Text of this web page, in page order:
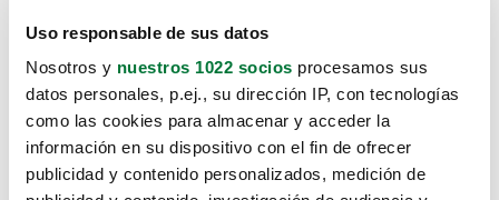
Uso responsable de sus datos
Nosotros y nuestros 1022 socios procesamos sus
datos personales, p.ej., su dirección IP, con tecnologías
como las cookies para almacenar y acceder la
información en su dispositivo con el fin de ofrecer
publicidad y contenido personalizados, medición de
Lo sentimos, no sabemos como
te hemos traido hasta aquí.